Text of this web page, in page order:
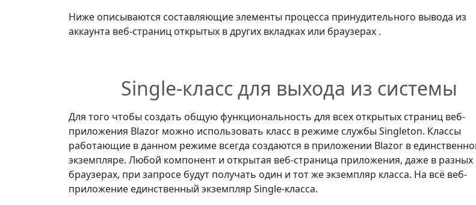
Ниже описываются составляющие элементы процесса принудительного вывода из
аккаунта веб-страниц открытых в других вкладках или браузерах .
Single-класс для выхода из системы
Для того чтобы создать общую функциональность для всех открытых страниц веб-
приложения Blazor можно использовать класс в режиме службы Singleton. Классы
работающие в данном режиме всегда создаются в приложении Blazor в
экземпляре. Любой компонент и открытая веб-страница приложения, даже в разных
браузерах, при запросе будут получать один и тот же экземпляр класса. На всё веб-
приложение единственный экземпляр Single-класса.